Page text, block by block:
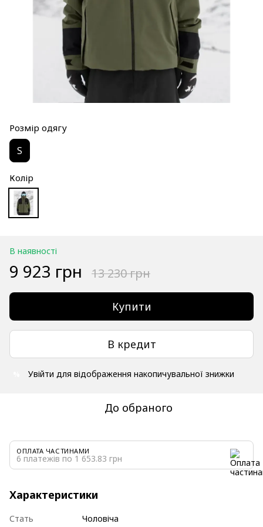
Розмір одягу
S
Колір
В наявності
9 923 грн 13 230 грн
Купити
В кредит
Увійти для відображення накопичувальної знижки
До обраного
ОПЛАТА ЧАСТИНАМИ
6 платежів по 1 653.83 грн
Характеристики
Стать
Чоловіча